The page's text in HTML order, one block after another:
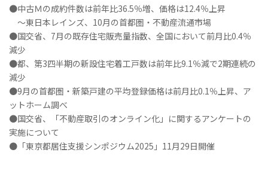
●中古Ｍの成約件数は前年比36.5％増、価格は12.4％上昇
～東日本レインズ、10月の首都圏・不動産流通市場
●国交省、7月の既存住宅販売量指数、全国において前月比0.4％
減少
●都、第3四半期の新設住宅着工戸数は前年比9.1％減で2期連続の
減少
●9月の首都圏・新築戸建の平均登録価格は前月比0.1％上昇、ア
ットホーム調べ
●国交省、「不動産取引のオンライン化」に関するアンケートの
実施について
●「東京都居住支援シンポジウム2025」11月29日開催